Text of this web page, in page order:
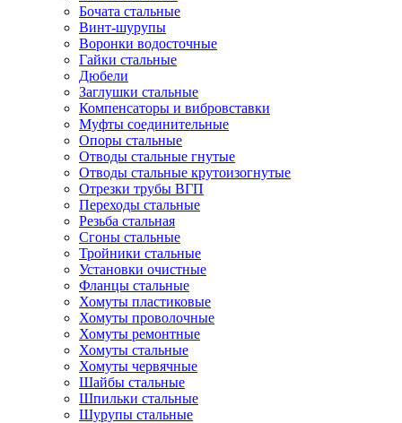
Бочата стальные
Винт-шурупы
Воронки водосточные
Гайки стальные
Дюбели
Заглушки стальные
Компенсаторы и вибровставки
Муфты соединительные
Опоры стальные
Отводы стальные гнутые
Отводы стальные крутоизогнутые
Отрезки трубы ВГП
Переходы стальные
Резьба стальная
Сгоны стальные
Тройники стальные
Установки очистные
Фланцы стальные
Хомуты пластиковые
Хомуты проволочные
Хомуты ремонтные
Хомуты стальные
Хомуты червячные
Шайбы стальные
Шпильки стальные
Шурупы стальные